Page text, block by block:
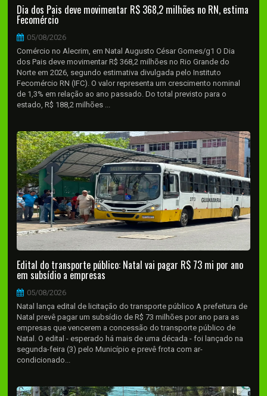
Dia dos Pais deve movimentar R$ 368,2 milhões no RN, estima
Fecomércio
05/08/2026
Comércio no Alecrim, em Natal Augusto César Gomes/g1 O Dia
dos Pais deve movimentar R$ 368,2 milhões no Rio Grande do
Norte em 2026, segundo estimativa divulgada pelo Instituto
Fecomércio RN (IFC). O valor representa um crescimento nominal
de 1,3% em relação ao ano passado. Do total previsto para o
estado, R$ 188,2 milhões ...
Edital do transporte público: Natal vai pagar R$ 73 mi por ano
em subsídio a empresas
05/08/2026
Natal lança edital de licitação do transporte público A prefeitura de
Natal prevê pagar um subsídio de R$ 73 milhões por ano para as
empresas que vencerem a concessão do transporte público de
Natal. O edital - esperado há mais de uma década - foi lançado na
segunda-feira (3) pelo Município e prevê frota com ar-
condicionado...